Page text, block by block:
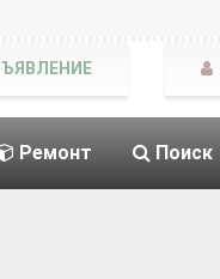
Ремонт Поиск